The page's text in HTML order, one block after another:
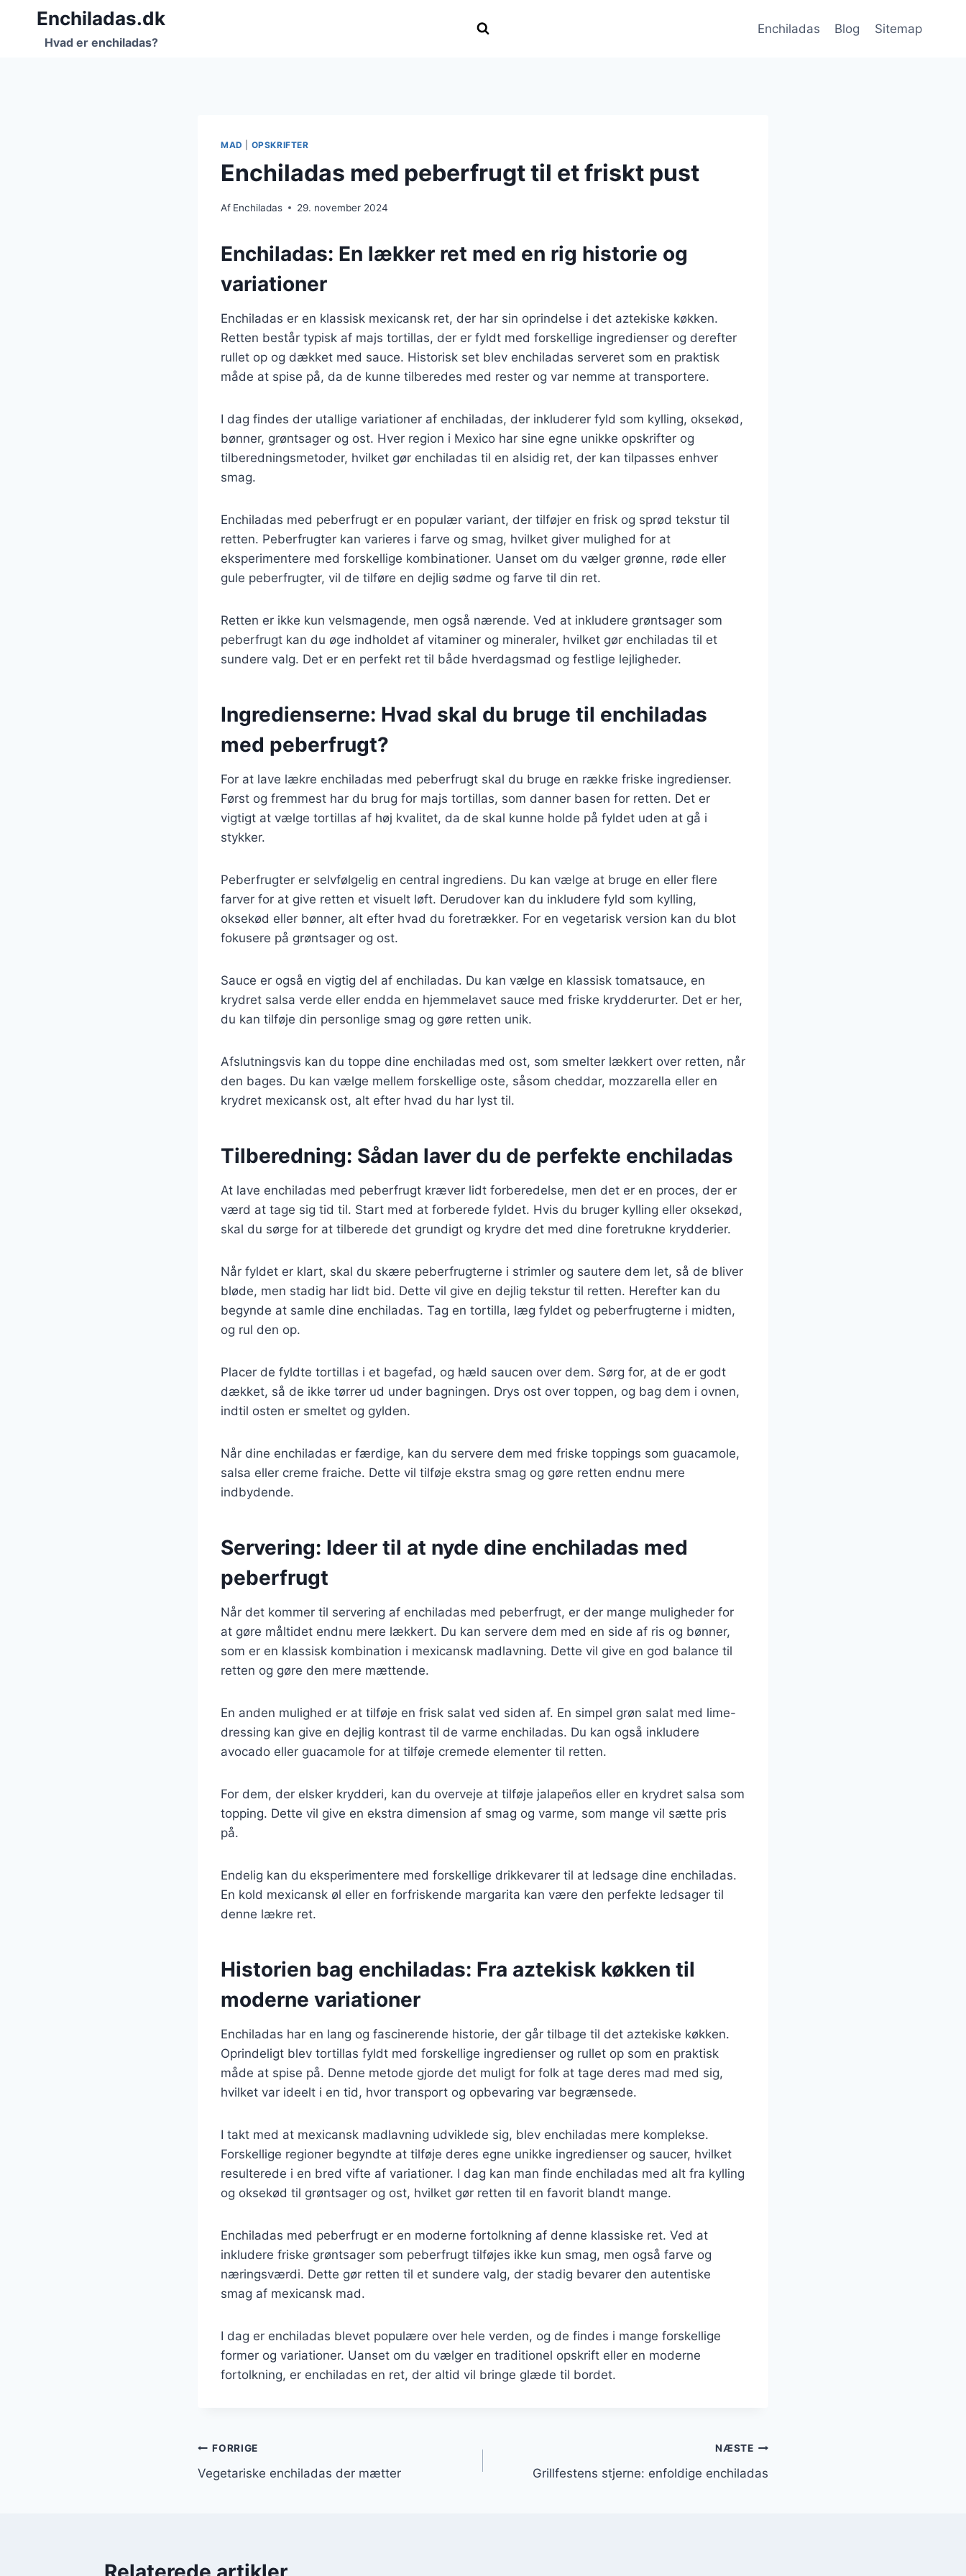
FortsætEnchiladas.dk
Hvad er enchiladas?
Enchiladas Blog Sitemap
MAD OPSKRIFTER
Enchiladas med peberfrugt til et friskt pust
Af Enchiladas 29. november 2024
Enchiladas: En lækker ret med en rig historie og
variationer
Enchiladas er en klassisk mexicansk ret, der har sin oprindelse i det aztekiske køkken.
Retten består typisk af majs tortillas, der er fyldt med forskellige ingredienser og derefter
rullet op og dækket med sauce. Historisk set blev enchiladas serveret som en praktisk
måde at spise på, da de kunne tilberedes med rester og var nemme at transportere.
I dag findes der utallige variationer af enchiladas, der inkluderer fyld som kylling, oksekød,
bønner, grøntsager og ost. Hver region i Mexico har sine egne unikke opskrifter og
tilberedningsmetoder, hvilket gør enchiladas til en alsidig ret, der kan tilpasses enhver
smag.
Enchiladas med peberfrugt er en populær variant, der tilføjer en frisk og sprød tekstur til
retten. Peberfrugter kan varieres i farve og smag, hvilket giver mulighed for at
eksperimentere med forskellige kombinationer. Uanset om du vælger grønne, røde eller
gule peberfrugter, vil de tilføre en dejlig sødme og farve til din ret.
Retten er ikke kun velsmagende, men også nærende. Ved at inkludere grøntsager som
peberfrugt kan du øge indholdet af vitaminer og mineraler, hvilket gør enchiladas til et
sundere valg. Det er en perfekt ret til både hverdagsmad og festlige lejligheder.
Ingredienserne: Hvad skal du bruge til enchiladas
med peberfrugt?
For at lave lækre enchiladas med peberfrugt skal du bruge en række friske ingredienser.
Først og fremmest har du brug for majs tortillas, som danner basen for retten. Det er
vigtigt at vælge tortillas af høj kvalitet, da de skal kunne holde på fyldet uden at gå i
stykker.
Peberfrugter er selvfølgelig en central ingrediens. Du kan vælge at bruge en eller flere
farver for at give retten et visuelt løft. Derudover kan du inkludere fyld som kylling,
oksekød eller bønner, alt efter hvad du foretrækker. For en vegetarisk version kan du blot
fokusere på grøntsager og ost.
Sauce er også en vigtig del af enchiladas. Du kan vælge en klassisk tomatsauce, en
krydret salsa verde eller endda en hjemmelavet sauce med friske krydderurter. Det er her,
du kan tilføje din personlige smag og gøre retten unik.
Afslutningsvis kan du toppe dine enchiladas med ost, som smelter lækkert over retten, når
den bages. Du kan vælge mellem forskellige oste, såsom cheddar, mozzarella eller en
krydret mexicansk ost, alt efter hvad du har lyst til.
Tilberedning: Sådan laver du de perfekte enchiladas
At lave enchiladas med peberfrugt kræver lidt forberedelse, men det er en proces, der er
værd at tage sig tid til. Start med at forberede fyldet. Hvis du bruger kylling eller oksekød,
skal du sørge for at tilberede det grundigt og krydre det med dine foretrukne krydderier.
Når fyldet er klart, skal du skære peberfrugterne i strimler og sautere dem let, så de bliver
bløde, men stadig har lidt bid. Dette vil give en dejlig tekstur til retten. Herefter kan du
begynde at samle dine enchiladas. Tag en tortilla, læg fyldet og peberfrugterne i midten,
og rul den op.
Placer de fyldte tortillas i et bagefad, og hæld saucen over dem. Sørg for, at de er godt
dækket, så de ikke tørrer ud under bagningen. Drys ost over toppen, og bag dem i ovnen,
indtil osten er smeltet og gylden.
Når dine enchiladas er færdige, kan du servere dem med friske toppings som guacamole,
salsa eller creme fraiche. Dette vil tilføje ekstra smag og gøre retten endnu mere
indbydende.
Servering: Ideer til at nyde dine enchiladas med
peberfrugt
Når det kommer til servering af enchiladas med peberfrugt, er der mange muligheder for
at gøre måltidet endnu mere lækkert. Du kan servere dem med en side af ris og bønner,
som er en klassisk kombination i mexicansk madlavning. Dette vil give en god balance til
retten og gøre den mere mættende.
En anden mulighed er at tilføje en frisk salat ved siden af. En simpel grøn salat med lime-
dressing kan give en dejlig kontrast til de varme enchiladas. Du kan også inkludere
avocado eller guacamole for at tilføje cremede elementer til retten.
For dem, der elsker krydderi, kan du overveje at tilføje jalapeños eller en krydret salsa som
topping. Dette vil give en ekstra dimension af smag og varme, som mange vil sætte pris
på.
Endelig kan du eksperimentere med forskellige drikkevarer til at ledsage dine enchiladas.
En kold mexicansk øl eller en forfriskende margarita kan være den perfekte ledsager til
denne lækre ret.
Historien bag enchiladas: Fra aztekisk køkken til
moderne variationer
Enchiladas har en lang og fascinerende historie, der går tilbage til det aztekiske køkken.
Oprindeligt blev tortillas fyldt med forskellige ingredienser og rullet op som en praktisk
måde at spise på. Denne metode gjorde det muligt for folk at tage deres mad med sig,
hvilket var ideelt i en tid, hvor transport og opbevaring var begrænsede.
I takt med at mexicansk madlavning udviklede sig, blev enchiladas mere komplekse.
Forskellige regioner begyndte at tilføje deres egne unikke ingredienser og saucer, hvilket
resulterede i en bred vifte af variationer. I dag kan man finde enchiladas med alt fra kylling
og oksekød til grøntsager og ost, hvilket gør retten til en favorit blandt mange.
Enchiladas med peberfrugt er en moderne fortolkning af denne klassiske ret. Ved at
inkludere friske grøntsager som peberfrugt tilføjes ikke kun smag, men også farve og
næringsværdi. Dette gør retten til et sundere valg, der stadig bevarer den autentiske
smag af mexicansk mad.
I dag er enchiladas blevet populære over hele verden, og de findes i mange forskellige
former og variationer. Uanset om du vælger en traditionel opskrift eller en moderne
fortolkning, er enchiladas en ret, der altid vil bringe glæde til bordet.
Indlægsnavigation
FORRIGE
Vegetariske enchiladas der mætter
NÆSTE
Grillfestens stjerne: enfoldige enchiladas